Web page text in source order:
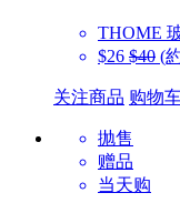
THOME
$26 $40 (
关注商品 购物
抛售
赠品
当天购